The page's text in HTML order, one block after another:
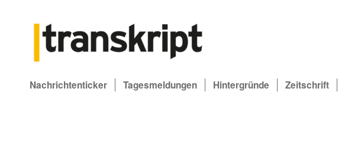
Nachrichtenticker Tagesmeldungen Hintergründe Zeitschrift